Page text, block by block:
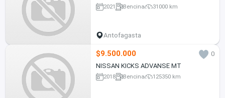
2021 Bencina 31000 km
Antofagasta
$9.500.000
0
NISSAN KICKS ADVANSE MT
2018 Bencina 125350 km